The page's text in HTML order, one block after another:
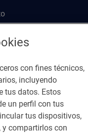
Nota legal
con fines técnicos,
incluyendo
tus datos. Estos
un perfil con tus
tus dispositivos,
compartirlos con